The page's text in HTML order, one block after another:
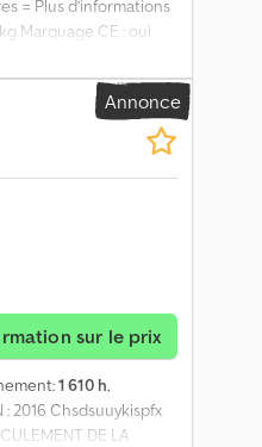
= Plus d’informations
Marquage CE : oui
Uj Ahtea =
A12, à proximité du
Annonce
sur le prix
1 610 h,
: 2016 Chsdsuuykispfx
DE LA